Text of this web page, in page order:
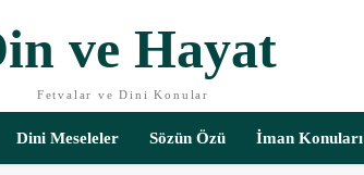
ve Hayat
Fetvalar ve Dini Konular
Dini Meseleler Sözün Özü İman Konuları